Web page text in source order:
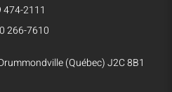
474-2111
266-7610
(Québec) J2C 8B1